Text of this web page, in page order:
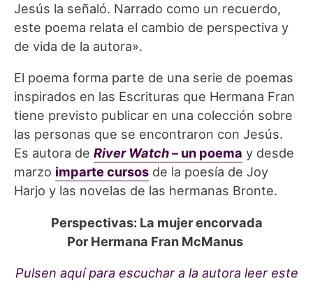
Jesús la señaló. Narrado como un recuerdo,
este poema relata el cambio de perspectiva y
de vida de la autora».
El poema forma parte de una serie de poemas
inspirados en las Escrituras que Hermana Fran
tiene previsto publicar en una colección sobre
las personas que se encontraron con Jesús.
Es autora de River Watch– un poema y desde
marzo imparte cursos de la poesía de Joy
Harjo y las novelas de las hermanas Bronte.
Perspectivas: La mujer encorvada
Por Hermana Fran McManus
Pulsen aquí para escuchar a la autora leer este